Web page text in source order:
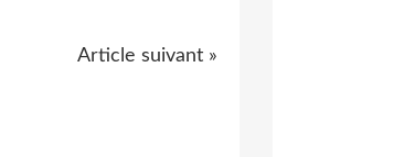
Article suivant »